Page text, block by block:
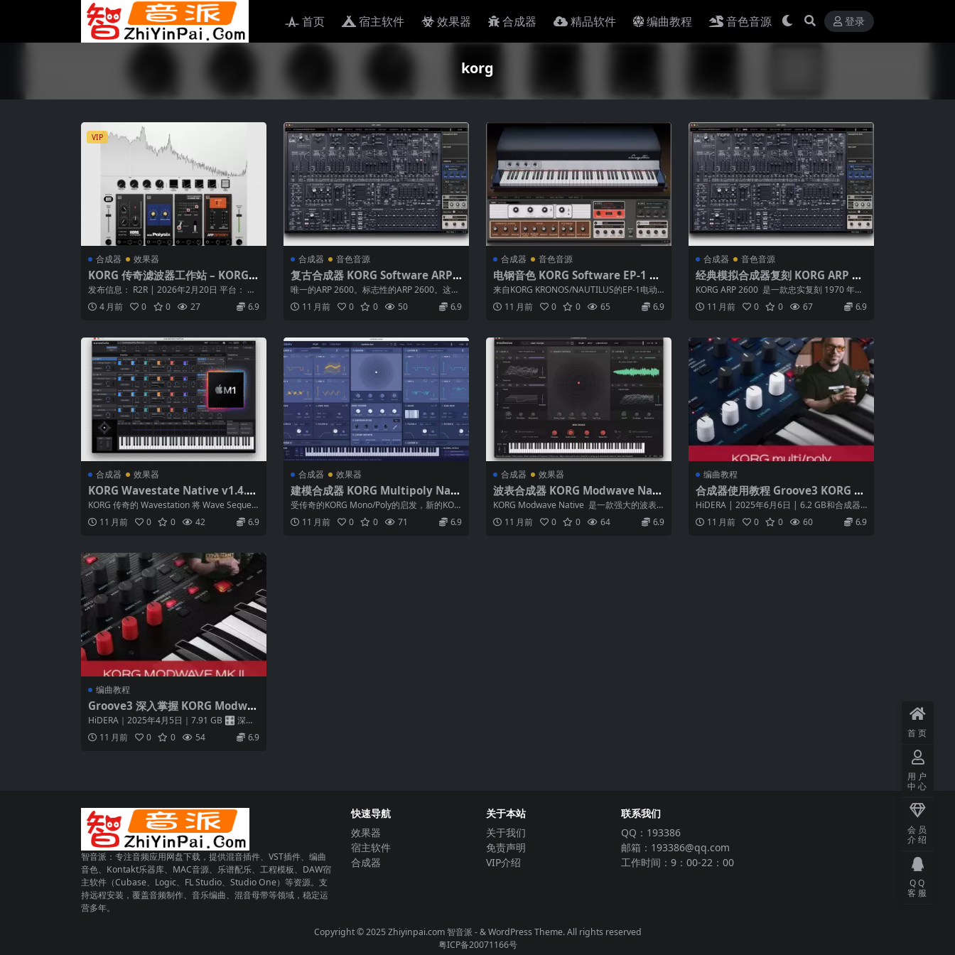
首页 宿主软件 效果器 合成器 精品软件 编曲教程 音色音源 登录
korg
VIP
合成器 效果器
KORG 传奇滤波器工作站 – KORG F
ilter Ark v1.0.4-WiN MAC
发布信息： R2R | 2026年2月20日 平台： Wi
ndows (R2R ...
4 月前 0 0 27 6.9
合成器 音色音源
复古合成器 KORG Software ARP 2
600 v1.1.6 WiN MAC
唯一的ARP 2600。标志性的ARP 2600。这是
你可以期望在每个主要工作室...
11 月前 0 0 50 6.9
合成器 音色音源
电钢音色 KORG Software EP-1 v
1.1.4 WiN MAC
来自KORG KRONOS/NAUTILUS的EP-1电动
钢琴音响引擎。KORG...
11 月前 0 0 65 6.9
合成器 音色音源
经典模拟合成器复刻 KORG ARP 26
00 v1.1.6 WIN MAC
KORG ARP 2600 是一款忠实复刻 1970 年代
ARP 2600 ...
11 月前 0 0 67 6.9
合成器 效果器
KORG Wavestate Native v1.4.6
WIN MAC 传奇合成器 R2R
KORG 传奇的 Wavestation 将 Wave Sequen
cing 引...
11 月前 0 0 42 6.9
合成器 效果器
建模合成器 KORG Multipoly Nati
ve v1.0.5 WiN MAC
受传奇的KORG Mono/Poly的启发，新的KOR
G多/poly模拟建模合成...
11 月前 0 0 71 6.9
合成器 效果器
波表合成器 KORG Modwave Nati
ve v1.3.6 WIN
KORG Modwave Native 是一款强大的波表
合成器插件，融合了 K...
11 月前 0 0 64 6.9
编曲教程
合成器使用教程 Groove3 KORG m
ulti poly Explained
HiDERA | 2025年6月6日 | 6.2 GB和合成器w
iz Alber...
11 月前 0 0 60 6.9
编曲教程
Groove3 深入掌握 KORG Modwa
ve Mk II 合成器教程
HiDERA｜2025年4月5日｜7.91 GB 🎛️ 深入
掌握 KORG Mo...
11 月前 0 0 54 6.9
智音派：专注音频应用网盘下载，提供混音插件、VST插件、编曲
音色、Kontakt乐器库、MAC音源、乐谱配乐、工程模板、DAW宿
主软件（Cubase、Logic、FL Studio、Studio One）等资源。支
持远程安装，覆盖音频制作、音乐编曲、混音母带等领域，稳定运
营多年。
快速导航
效果器
宿主软件
合成器
关于本站
关于我们
免责声明
VIP介绍
联系我们
QQ：193386
邮箱：193386@qq.com
工作时间：9：00-22：00
Copyright © 2025 Zhiyinpai.com智音派 - & WordPress Theme. All rights reserved
粤ICP备20071166号
首页
用户
中心
会员
介绍
QQ
客服